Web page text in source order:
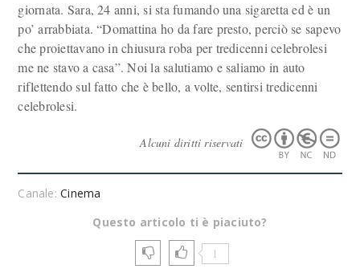
giornata. Sara, 24 anni, si sta fumando una sigaretta ed è un
po’ arrabbiata. “Domattina ho da fare presto, perciò se sapevo
che proiettavano in chiusura roba per tredicenni celebrolesi
me ne stavo a casa”. Noi la salutiamo e saliamo in auto
riflettendo sul fatto che è bello, a volte, sentirsi tredicenni
celebrolesi.
Alcuni diritti riservati
Canale:Cinema
Questo articolo ti è piaciuto?
1